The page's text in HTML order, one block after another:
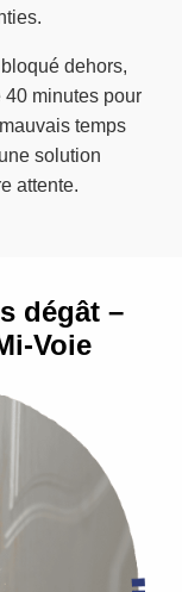
dehors,
40 minutes pour
temps
solution
attente.
dégât –
Voie